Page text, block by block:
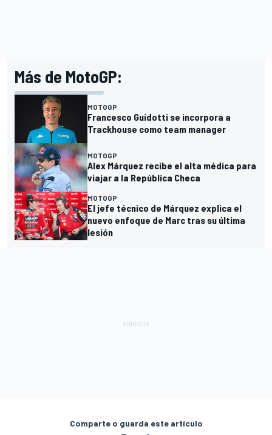
Más de MotoGP:
MOTOGP
Francesco Guidotti se incorpora a
Trackhouse como team manager
MOTOGP
Alex Márquez recibe el alta médica para
viajar a la República Checa
MOTOGP
El jefe técnico de Márquez explica el
nuevo enfoque de Marc tras su última
lesión
Comparte o guarda este artículo